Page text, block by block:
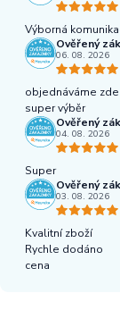
Výborná
Ověřený
06. 08. 2026
objednáváme
super výběr
Ověřený
04. 08. 2026
Super
Ověřený
03. 08. 2026
Kvalitní zboží
Rychle dodáno
cena